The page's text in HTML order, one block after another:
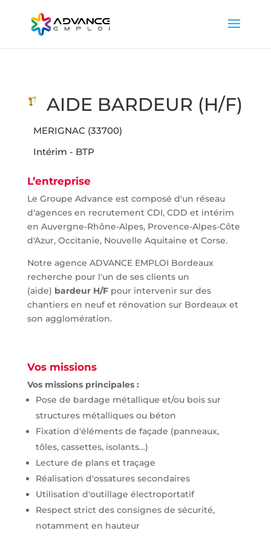
AIDE BARDEUR (H/F)
MERIGNAC (33700)
Intérim - BTP
L’entreprise
Le Groupe Advance est composé d'un réseau
d'agences en recrutement CDI, CDD et intérim
en Auvergne-Rhône-Alpes, Provence-Alpes-Côte
d'Azur, Occitanie, Nouvelle Aquitaine et Corse.
Notre agence ADVANCE EMPLOI Bordeaux
recherche pour l'un de ses clients un
(aide) bardeur H/Fpour intervenir sur des
chantiers en neuf et rénovation sur Bordeaux et
son agglomération.
Vos missions
Vos missions principales :
Pose de bardage métallique et/ou bois sur
structures métalliques ou béton
Fixation d'éléments de façade (panneaux,
tôles, cassettes, isolants…)
Lecture de plans et traçage
Réalisation d'ossatures secondaires
Utilisation d'outillage électroportatif
Respect strict des consignes de sécurité,
notamment en hauteur